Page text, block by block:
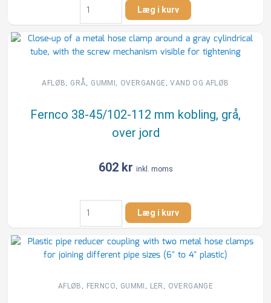
75-
85/102-
112
mm
grå,
jord
antal
Læg i kurv
AFLØB, GRÅ, GUMMI, OVERGANGE ,VAND OG AFLØB
Fernco 38-45/102-112 mm kobling, grå,
over jord
602 kr inkl. moms
Fernco
38-
45/102-
112
mm
grå,
Læg i kurv
AFLØB , FERNCO, GUMMI , LER , OVERGANGE